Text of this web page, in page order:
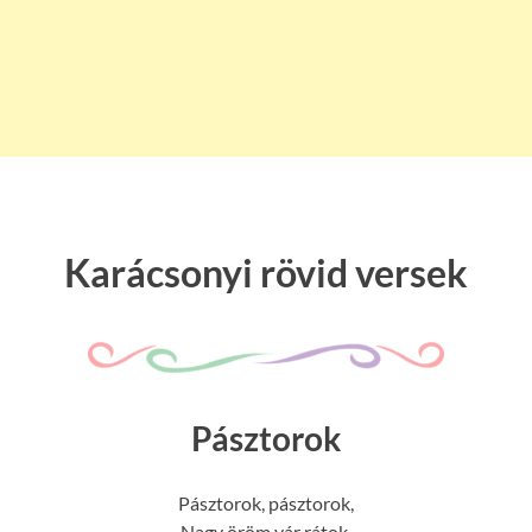
Karácsonyi rövid versek
Pásztorok
Pásztorok, pásztorok,